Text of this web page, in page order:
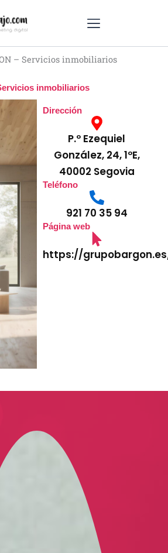
– Servicios inmobiliarios
inmobiliarios
Dirección
P.º Ezequiel
González, 24, 1ºE,
40002 Segovia
Teléfono
921 70 35 94
Página web
https://